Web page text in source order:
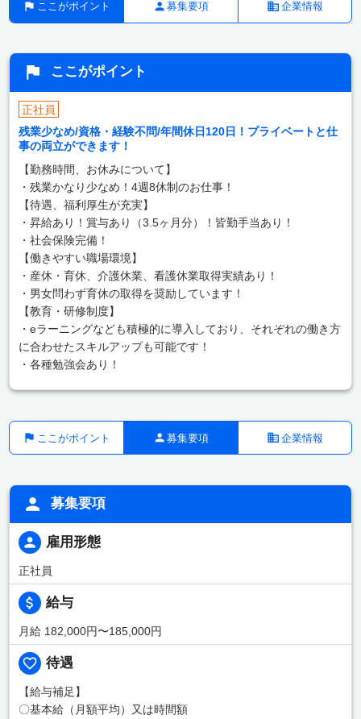
ここがポイント 募集要項 企業情報
ここがポイント
正社員
残業少なめ/資格・経験不問/年間休日120日！プライベートと仕
事の両立ができます！
【勤務時間、お休みについて】
・残業かなり少なめ！4週8休制のお仕事！
【待遇、福利厚生が充実】
・昇給あり！賞与あり（3.5ヶ月分）！皆勤手当あり！
・社会保険完備！
【働きやすい職場環境】
・産休・育休、介護休業、看護休業取得実績あり！
・男女問わず育休の取得を奨励しています！
【教育・研修制度】
・eラーニングなども積極的に導入しており、それぞれの働き方
に合わせたスキルアップも可能です！
・各種勉強会あり！
ここがポイント 募集要項 企業情報
募集要項
雇用形態
正社員
給与
月給 182,000円〜185,000円
待遇
【給与補足】
〇基本給（月額平均）又は時間額